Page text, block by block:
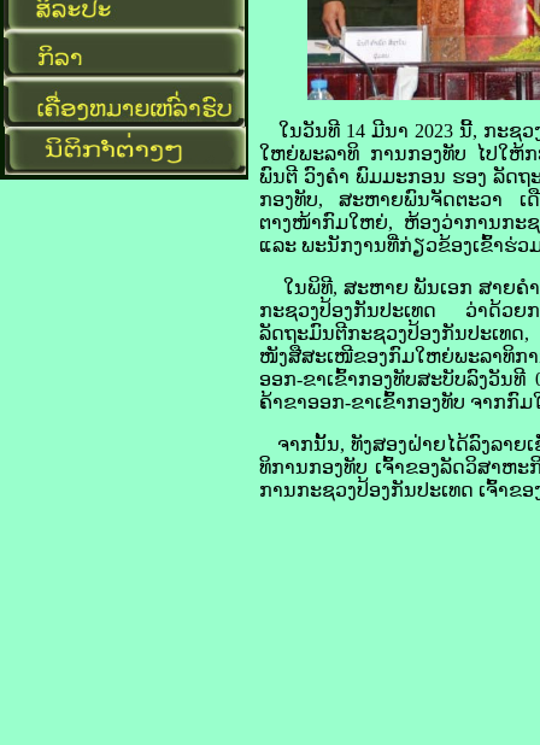
ໃນ​ວັນ​ທີ 14 ມີນາ 2023 ນີ້, ກະຊ
ໃຫຍ່​ພະລາທິ ການ​ກອງທັບ ໄປ​ໃຫ້​
ພົນ​ຕີ ວົງ​ຄຳ ພົມ​ມະກອນ ຮອງ ​ ລັດ
ກອງທັບ, ສະຫາຍ​ພົນ​ຈັດຕະວາ ເ
ຕາງໜ້າ​ກົມ​ໃຫຍ່, ຫ້ອງ​ວ່າການ​ກະ
ແລະ ພະນັກງານ​ທີ່​ກ່ຽວຂ້ອງ​ເຂົ້າ​ຮ່ວ
ໃນ​ພິທີ, ສະຫາຍ ​ພັນ​ເອກ ສາຍ​ຄຳ
ກະຊວງ​ປ້ອງ​ກັນ ​ປະເທດ ວ່າ​ດ້ວຍ​
ລັດຖະມົນຕີ​ກະຊວງ​ປ້ອງ​ກັນ​ປະເທດ,
ໜັງສື​ສະເໜີ​ຂອງ​ກົມ​ໃຫຍ່ພະລາທິກ
ອອກ-ຂາ​ເຂົ້າ​ກອງທັບ​ສະບັບ​ລົງ​ວັນ​ທີ
ຄ້າ​ຂາ​ອອກ-ຂາ​ເຂົ້າ​ກອງທັບ ຈາກ​ກົ
ຈາກ​ນັ້ນ, ທັງ​ສອງ​ຝ່າຍ​ໄດ້​ລົງ​ລາຍ​
ທິການ​ກອງທັບ ເຈົ້າ​ຂອງ​ລັດ​ວິ​ສາ​ຫ
ການ​ກະຊວງ​ປ້ອງ​ກັນ​ປະເທດ ເຈົ້າ​ຂ